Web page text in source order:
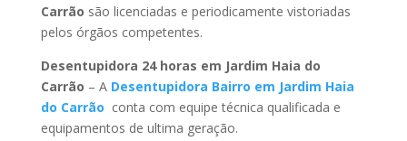
Carrão são licenciadas e periodicamente vistoriadas
pelos órgãos competentes.
Desentupidora 24 horas em Jardim Haia do
Carrão – A Desentupidora Bairro em Jardim Haia
do Carrão conta com equipe técnica qualificada e
equipamentos de ultima geração.